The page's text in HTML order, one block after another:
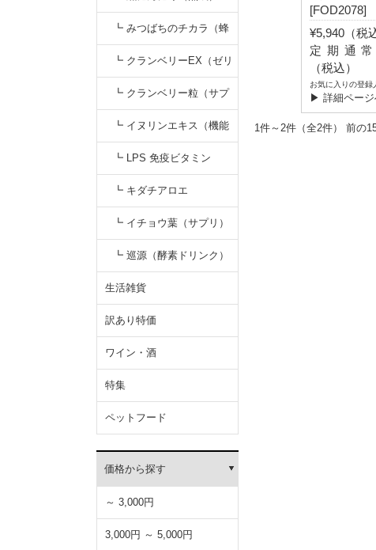
┗ みつばちのチカラ（蜂
蜜）
┗ クランベリーEX（ゼリ
ー）
┗ クランベリー粒（サプ
リ）
┗ イヌリンエキス（機能
性食品）
┗ LPS 免疫ビタミン
┗ キダチアロエ
┗ イチョウ葉（サプリ）
┗ 巡源（酵素ドリンク）
生活雑貨
訳あり特価
ワイン・酒
特集
ペットフード
価格から探す
～ 3,000円
3,000円 ～ 5,000円
[FOD2078]
¥5,940（税
定期通常
（税込）
お気に入りの登録
▶ 詳細ページ
1件～2件（全2件